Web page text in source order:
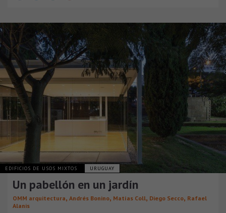
EDIFICIOS DE USOS MIXTOS URUGUAY
Un pabellón en un jardín
OMM arquitectura, Andrés Bonino, Matías Coll, Diego Secco, Rafael
Alanis